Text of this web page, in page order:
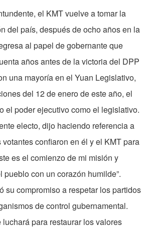
el KMT vuelve a tomar la
del país, después de ocho años en la
al papel de gobernante que
años antes de la victoria del DPP
una mayoría en el Yuan Legislativo,
del 12 de enero de este año, el
el poder ejecutivo como el legislativo.
electo, dijo haciendo referencia a
votantes confiaron en él y el KMT para
es el comienzo de mi misión y
pueblo con un corazón humilde”.
su compromiso a respetar los partidos
de control gubernamental.
para restaurar los valores